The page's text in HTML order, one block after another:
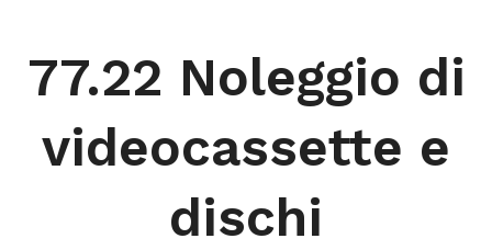
77.22 Noleggio di
videocassette e
dischi